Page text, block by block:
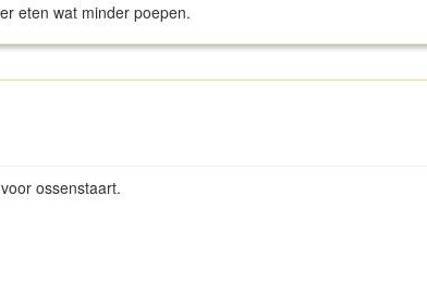
eten wat minder poepen.
ossenstaart.